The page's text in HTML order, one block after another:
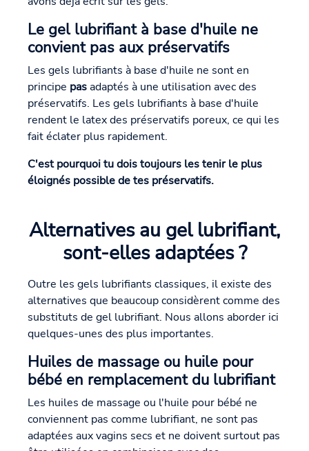
Le gel lubrifiant à base d'huile ne
convient pas aux préservatifs
Les gels lubrifiants à base d'huile ne sont en
principe pasadaptés à une utilisation avec des
préservatifs. Les gels lubrifiants à base d'huile
rendent le latex des préservatifs poreux, ce qui les
fait éclater plus rapidement.
C'est pourquoi tu dois toujours les tenir le plus
éloignés possible de tes préservatifs.
Alternatives au gel lubrifiant,
sont-elles adaptées ?
Outre les gels lubrifiants classiques, il existe des
alternatives que beaucoup considèrent comme des
substituts de gel lubrifiant. Nous allons aborder ici
quelques-unes des plus importantes.
Huiles de massage ou huile pour
bébé en remplacement du lubrifiant
Les huiles de massage ou l'huile pour bébé ne
conviennent pas comme lubrifiant, ne sont pas
adaptées aux vagins secs et ne doivent surtout pas